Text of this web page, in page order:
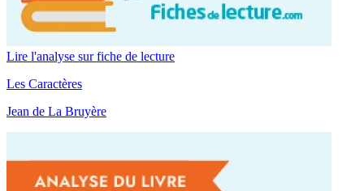
Lire l'analyse sur fiche de lecture
Les Caractères
Jean de La Bruyère